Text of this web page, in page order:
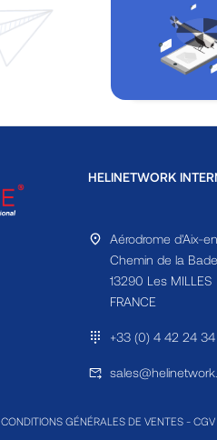
HELINETWORK
Aérodrome d'Aix-
Chemin de la
13290 Les MILLES
FRANCE
+33 (0) 4 42 24 34
CONDITIONS GÉNÉRALES DE VENTES -